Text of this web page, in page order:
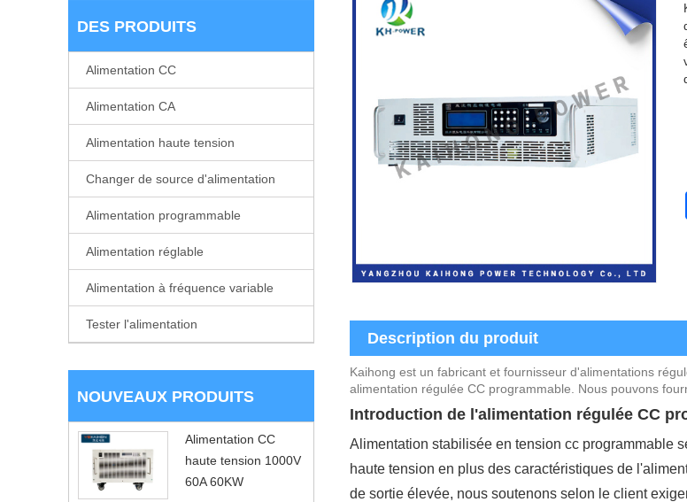
DES PRODUITS
Alimentation CC
Alimentation CA
Alimentation haute tension
Changer de source d'alimentation
Alimentation programmable
Alimentation réglable
Alimentation à fréquence variable
Tester l'alimentation
NOUVEAUX PRODUITS
Alimentation CC
haute tension 1000V
60A 60KW
Description du produit
Kaihong est un fabricant et fournisseur d'alimentations
alimentation régulée CC programmable. Nous pouvons
Introduction de l'alimentation régulée CC
Alimentation stabilisée en tension cc programmable
haute tension en plus des caractéristiques de
de sortie élevée, nous soutenons selon le client